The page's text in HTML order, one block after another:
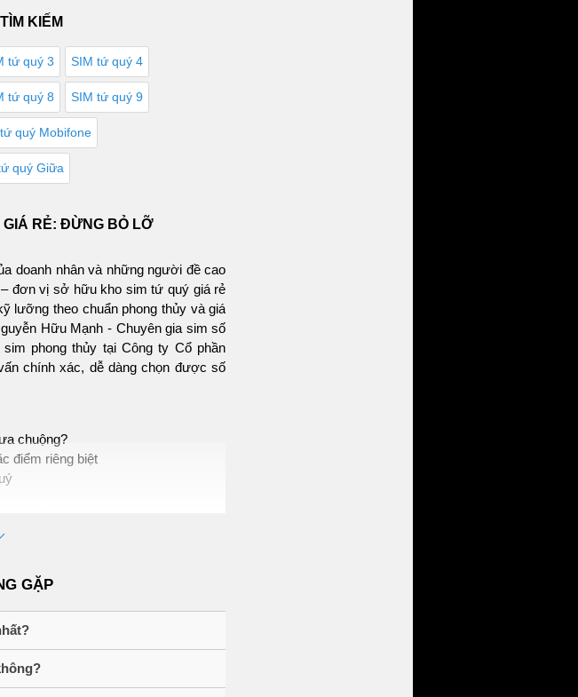
KIẾM
tứ quý 3 SIM tứ quý 4
tứ quý 8 SIM tứ quý 9
quý Mobifone
quý Giữa
GIÁ RẺ: ĐỪNG BỎ LỠ
doanh nhân và những người đề cao
đơn vị sở hữu kho sim tứ quý giá rẻ
lưỡng theo chuẩn phong thủy và giá
Hữu Mạnh - Chuyên gia sim số
phong thủy tại Công ty Cổ phần
chính xác, dễ dàng chọn được số
chuộng?
điểm riêng biệt
số cuối giống hệt nhau),tạo dấu ấn
doanh nhân lựa chọn để tạo cảm
GẶP